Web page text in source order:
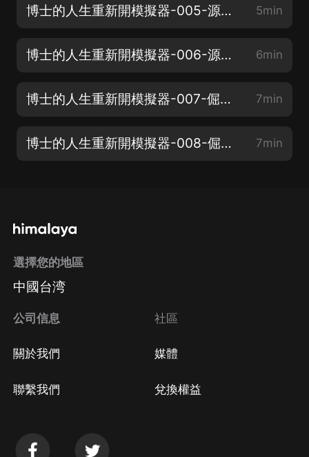
博士的人生重新開模擬器-005-源石技藝（上） 5min
博士的人生重新開模擬器-006-源石技藝（下） 6min
博士的人生重新開模擬器-007-倔強的小鹿（上） 7min
博士的人生重新開模擬器-008-倔強的小鹿（下） 7min
選擇您的地區
中國台湾
公司信息
關於我們
聯繫我們
社區
媒體
兌換權益